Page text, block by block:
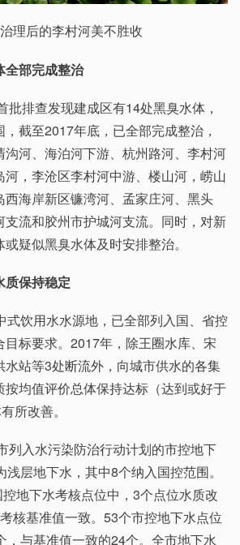
治理后的李村河美不胜收
全部完成整治
批排查发现建成区有14处黑臭水体，
截至2017年底，已全部完成整治，
河、海泊河下游、杭州路河、李村河
，李沧区李村河中游、楼山河，崂山
西海岸新区镰湾河、孟家庄河、黑头
流和胶州市护城河支流。同时，对新
疑似黑臭水体及时安排整治。
质保持稳定
式饮用水水源地，已全部列入国、省控
标要求。2017年，除王圈水库、宋
站等3处断流外，向城市供水的各集
按均值评价总体保持达标（达到或好于
所改善。
列入水污染防治行动计划的市控地下
层地下水，其中8个纳入国控范围。
地下水考核点位中，3个点位水质改
核基准值一致。53个市控地下水点位
，与基准值一致的24个。全市地下水